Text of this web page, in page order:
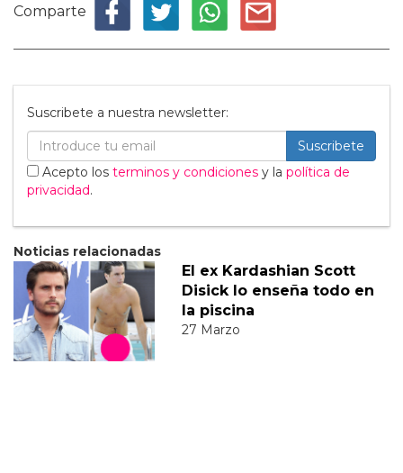
Comparte
Suscribete a nuestra newsletter:
Suscribete
Acepto los terminos y condiciones y la política de
privacidad.
Noticias relacionadas
El ex Kardashian Scott
Disick lo enseña todo en
la piscina
27 Marzo